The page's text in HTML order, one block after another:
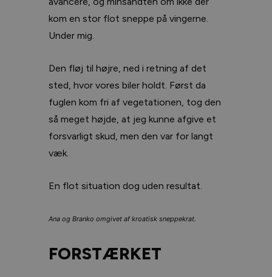
kom en stor flot sneppe på vingerne.
Under mig.
Den fløj til højre, ned i retning af det
sted, hvor vores biler holdt. Først da
fuglen kom fri af vegetationen, tog den
så meget højde, at jeg kunne afgive et
forsvarligt skud, men den var for langt
væk.
En flot situation dog uden resultat.
Ana og Branko omgivet af kroatisk sneppekrat.
FORSTÆRKET